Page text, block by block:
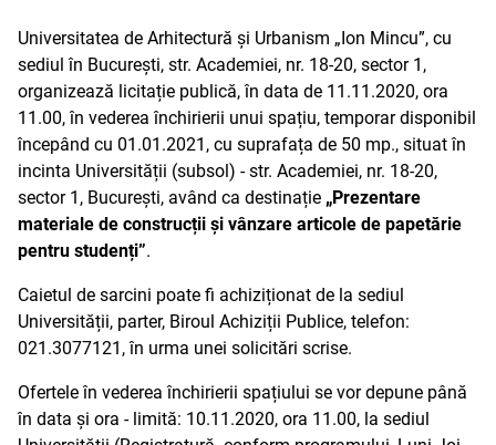
Universitatea de Arhitectură și Urbanism „Ion Mincu”, cu
sediul în București, str. Academiei, nr. 18-20, sector 1,
organizează licitație publică, în data de 11.11.2020, ora
11.00, în vederea închirierii unui spațiu, temporar disponibil
începând cu 01.01.2021, cu suprafața de 50 mp., situat în
incinta Universității (subsol) - str. Academiei, nr. 18-20,
sector 1, București, având ca destinație „Prezentare
materiale de construcții și vânzare articole de papetărie
pentru studenți”.
Caietul de sarcini poate fi achiziționat de la sediul
Universității, parter, Biroul Achiziții Publice, telefon:
021.3077121, în urma unei solicitări scrise.
Ofertele în vederea închirierii spațiului se vor depune până
în data și ora - limită: 10.11.2020, ora 11.00, la sediul